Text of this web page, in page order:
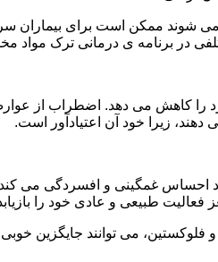
می شوند ممکن است برای بیماران
در برنامه ی درمانی ترک مواد
کاهش می دهد. اضطراب از
دهند، زیرا خود آن اعتیادآور است.
احساس غمگینی و افسردگی می
طبیعی و عادی خود را
می توانند جایگزین خوبی